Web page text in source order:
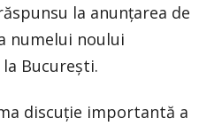
la anunțarea de
numelui noului
București.
discuție importantă a